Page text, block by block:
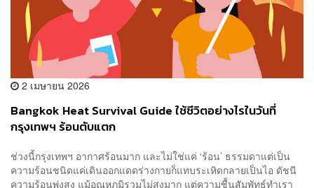
2 เมษายน 2026
Bangkok Heat Survival Guide ใช้ชีวิตอย่างไรในวันที่
กรุงเทพฯ ร้อนตับแตก
ช่วงนี้กรุงเทพฯ อากาศร้อนมาก และไม่ใช่แค่ ‘ร้อน’ ธรรมดาแต่เป็น
ความร้อนชนิดแค่เดินออกแดดร่างกายก็แทบระเหิดกลายเป็นไอ ดัชนี
ความร้อนพุ่งสูง แม้อุณหภูมิรวมไม่สูงมาก แต่ความชื้นสัมพัทธ์ทำเรา